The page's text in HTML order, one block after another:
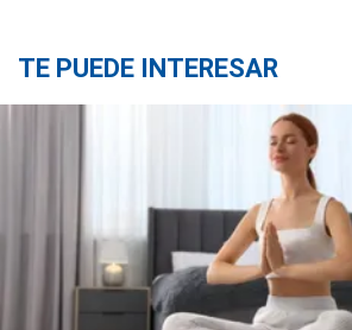
TE PUEDE INTERESAR